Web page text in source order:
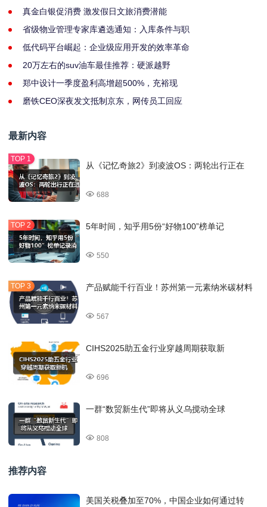
真金白银促消费 激发假日文旅消费潜能
省级物业管理专家库遴选通知：入库条件与职
低代码平台崛起：企业级应用开发的效率革命
20万左右的suv油车最佳推荐：硬派越野
郑中设计一季度盈利高增超500%，充裕现
磨铁CEO深夜发文抵制京东，网传员工回应
最新内容
从《记忆奇旅2》到凌波OS：两轮出行正在
688
5年时间，知乎用5份“好物100”榜单记
550
产品赋能千行百业！苏州第一元素纳米碳材料
567
CIHS2025助五金行业穿越周期获取新
696
一群“数贸新生代”即将从义乌搅动全球
808
推荐内容
美国关税叠加至70%，中国企业如何通过转